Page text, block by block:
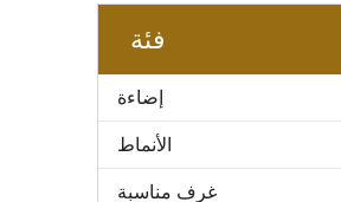
فئة
إضاءة
الأنماط
غرف مناسبة